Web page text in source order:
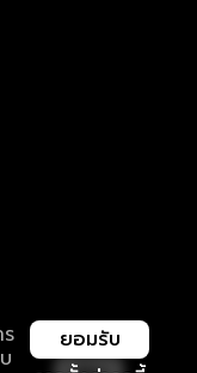
ยอมรับ